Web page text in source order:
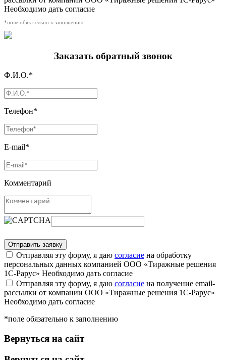
Необходимо дать согласие
*поле обязательно к заполнению
Заказать обратный звонок
Ф.И.О.*
Телефон*
E-mail*
Комментарий
Отправляя эту форму, я даю согласие на обработку
персональных данных компанией ООО «Тиражные решения
1С-Рарус» Необходимо дать согласие
Отправляя эту форму, я даю согласие на получение email-
рассылки от компании ООО «Тиражные решения 1С-Рарус»
Необходимо дать согласие
*поле обязательно к заполнению
Вернуться на сайт